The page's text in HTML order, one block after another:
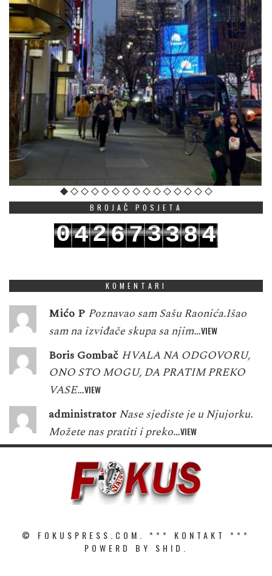
BROJAČ POSJETA
042673384
KOMENTARI
Mićo P Poznavao sam Sašu Raonića.Išao
sam na izviđače skupa sa njim…VIEW
Boris Gombač HVALA NA ODGOVORU,
ONO STO MOGU, DA PRATIM PREKO
VASE…VIEW
administrator Nase sjediste je u Njujorku.
Možete nas pratiti i preko…VIEW
© FOKUSPRESS.COM. *** KONTAKT
***
POWERD BY SHID.